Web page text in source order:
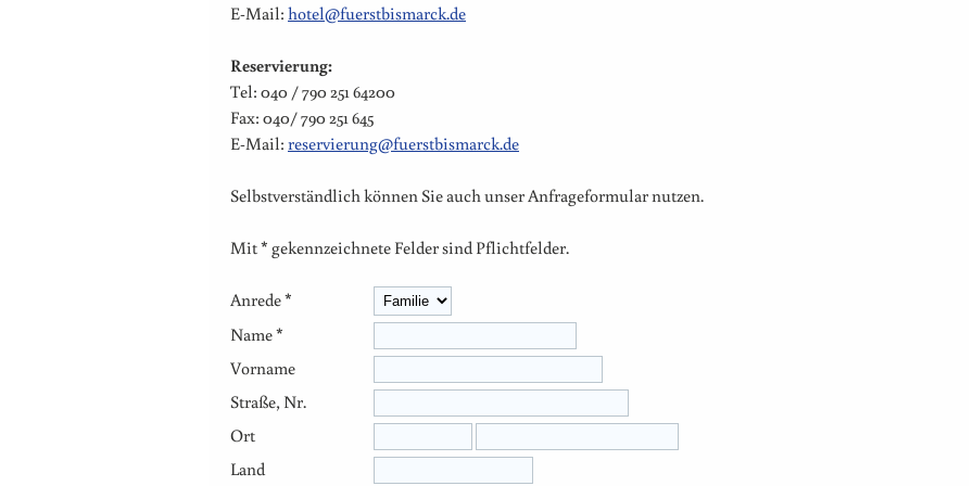
E-Mail: hotel@fuerstbismarck.de
Reservierung:
Tel: 040 / 790 25164200
Fax: 040/ 790 251 645
E-Mail: reservierung@fuerstbismarck.de
Selbstverständlich können Sie auch unser Anfrageformular nutzen.
Mit * gekennzeichnete Felder sind Pflichtfelder.
Anrede *
Name *
Vorname
Straße, Nr.
Ort
Land